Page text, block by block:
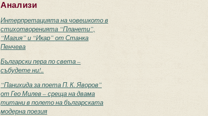
Анализи
Интерпретацията на човешкото в
стихотворенията “Планети”,
“Магия” и “Икар” от Станка
Пенчева
Български пера по света –
събудете ни!..
“Панихида за поета П. К. Яворов”
от Гео Милев – среща на двама
титани в полето на българската
модерна поезия